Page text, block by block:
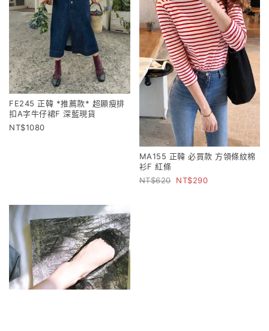
FE245 正韓 *推薦款* 超顯瘦排
扣A字牛仔裙F 深藍現貨
1080
MA155 正韓 必買款 方領條紋棉
衫F 紅條
620
290